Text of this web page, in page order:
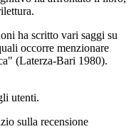
ha scritto vari saggi su
occorre menzionare
(Laterza-Bari 1980).
utenti.
sulla recensione